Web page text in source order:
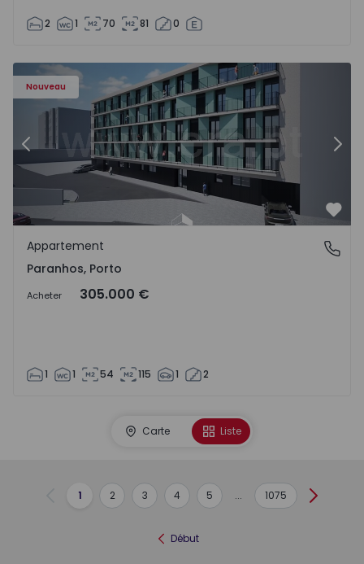
2 1 70 81 0
Nouveau
Appartement T1 Porto, Paranhos - 1575706 - 8
Précédent
Paranhos, Porto
Appartement
Paranhos, Porto
Acheter 305.000 €
1 1 54 115 1 2
Carte Liste
Précédent
1 2 3 4 5 ... 1075 Suivant
Début